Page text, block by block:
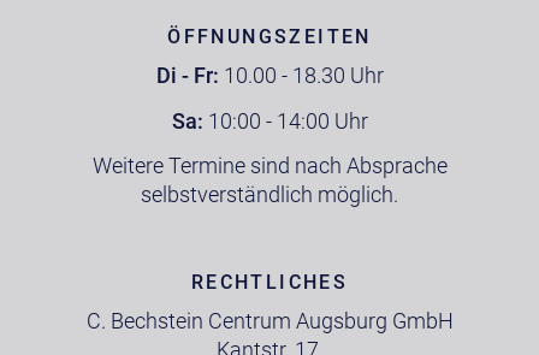
ÖFFNUNGSZEITEN
Di - Fr: 10.00 - 18.30 Uhr
Sa: 10:00 - 14:00 Uhr
Weitere Termine sind nach Absprache
selbstverständlich möglich.
RECHTLICHES
C. Bechstein Centrum Augsburg GmbH